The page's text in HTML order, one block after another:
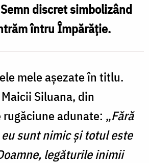
discret simbolizând
întru Împărăție.
mele așezate în titlu.
Siluana, din
adunate: „Fără
eu sunt nimic și totul este
legăturile inimii